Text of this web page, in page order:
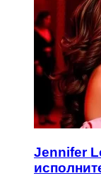
Jennifer